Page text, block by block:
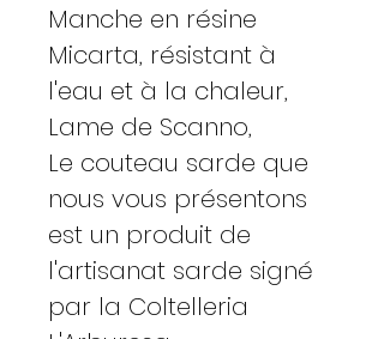
Manche en résine
Micarta, résistant à
l'eau et à la chaleur,
Lame de Scanno,
Le couteau sarde que
nous vous présentons
est un produit de
l'artisanat sarde signé
par la Coltelleria